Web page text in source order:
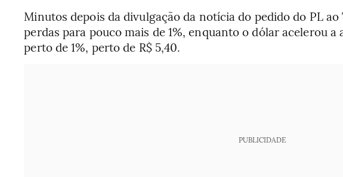
Minutos depois da divulgação da notícia do pedido do PL ao
perdas para pouco mais de 1%, enquanto o dólar acelerou a
perto de 1%, perto de R$ 5,40.
PUBLICIDADE